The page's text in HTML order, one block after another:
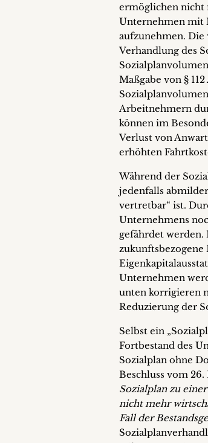
ermöglichen nicht
Unternehmen mit
aufzunehmen.
Verhandlung des
Maßgabe von §
Arbeitnehmern
können im
Verlust von
erhöhten
Während der
jedenfalls
vertretbar“ ist.
Unternehmens
gefährdet werden.
Unternehmen
unten korrigieren
Reduzierung der
Selbst ein
Fortbestand des
Sozialplan ohne
Beschluss vom
Sozialplan zu
nicht mehr
Fall der